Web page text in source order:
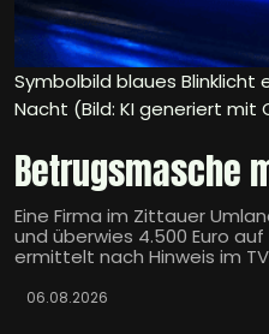
Symbolbild blaues Blinklicht
Nacht (Bild: KI generiert mit
Betrugsmasche
Eine Firma im Zittauer
und überwies 4.500 Euro auf
ermittelt nach Hinweis im
06.08.2026